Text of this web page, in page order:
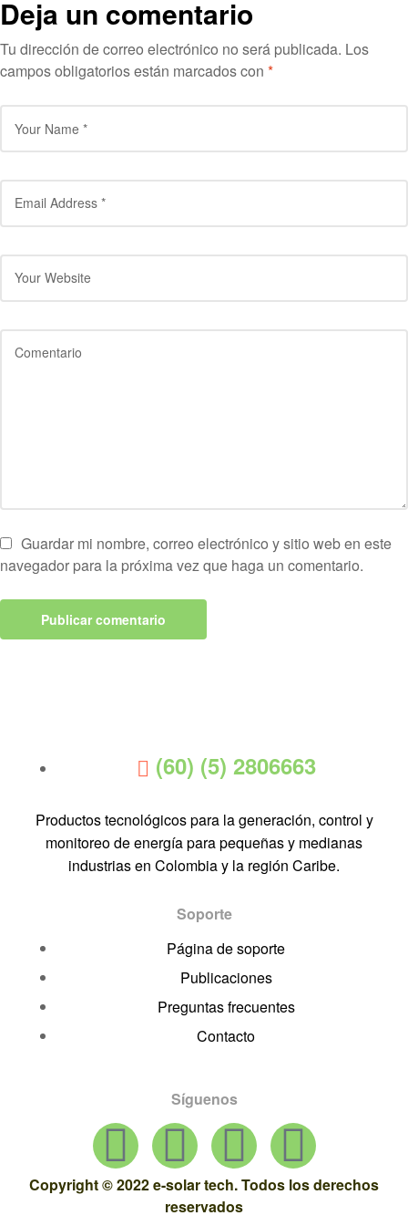
Deja un comentario
Tu dirección de correo electrónico no será publicada. Los
campos obligatorios están marcados con *
Guardar mi nombre, correo electrónico y sitio web en este
navegador para la próxima vez que haga un comentario.
(60) (5) 2806663
Productos tecnológicos para la generación, control y
monitoreo de energía para pequeñas y medianas
industrias en Colombia y la región Caribe.
Soporte
Página de soporte
Publicaciones
Preguntas frecuentes
Contacto
Síguenos
Copyright © 2022 e-solar tech. Todos los derechos
reservados